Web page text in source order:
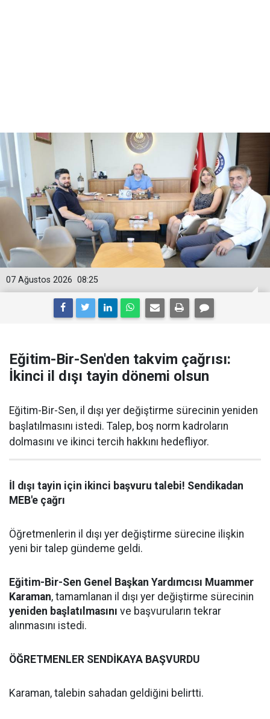
08:25
07 Ağustos 2026
Eğitim-Bir-Sen'den takvim çağrısı:
İkinci il dışı tayin dönemi olsun
Eğitim-Bir-Sen, il dışı yer değiştirme sürecinin yeniden
başlatılmasını istedi. Talep, boş norm kadroların
dolmasını ve ikinci tercih hakkını hedefliyor.
İl dışı tayin için ikinci başvuru talebi! Sendikadan
MEB'e çağrı
Öğretmenlerin il dışı yer değiştirme sürecine ilişkin
yeni bir talep gündeme geldi.
Eğitim-Bir-Sen Genel Başkan Yardımcısı Muammer
Karaman, tamamlanan il dışı yer değiştirme sürecinin
yeniden başlatılmasını ve başvuruların tekrar
alınmasını istedi.
ÖĞRETMENLER SENDİKAYA BAŞVURDU
Karaman, talebin sahadan geldiğini belirtti.